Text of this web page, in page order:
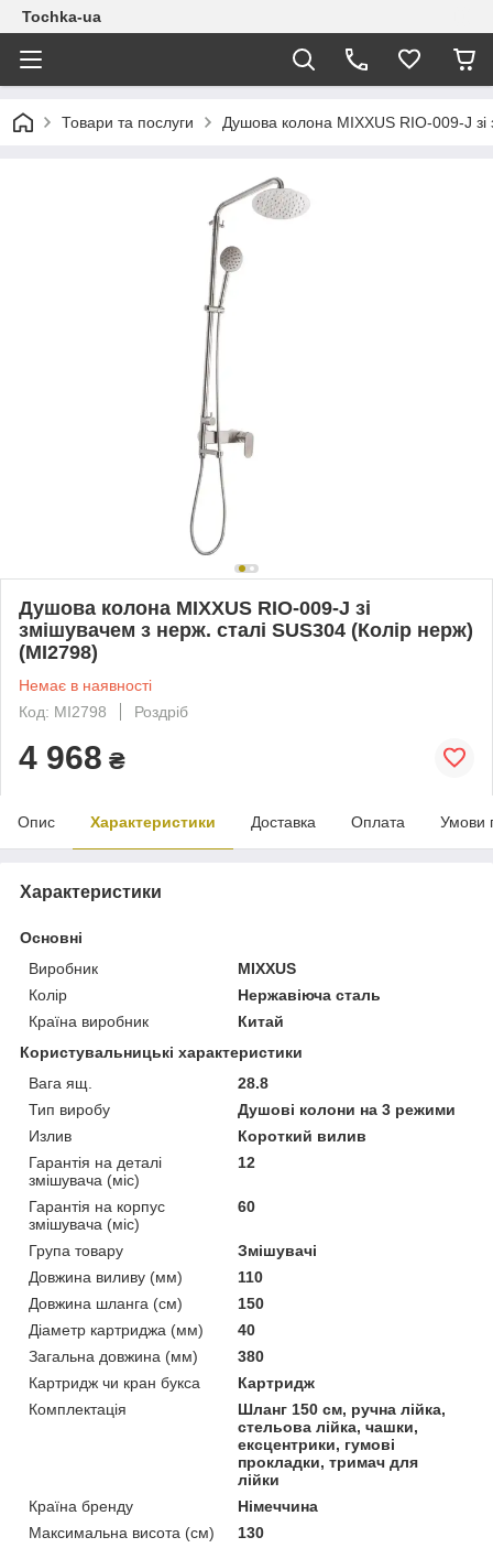
Tochka-ua
Товари та послуги Душова колона MIXXUS RIO-009-J
Душова колона MIXXUS RIO-009-J зі
змішувачем з нерж. сталі SUS304 (Колір нерж)
(MI2798)
Немає в наявності
Код: MI2798
Роздріб
4 968 ₴
Опис Характеристики Доставка Оплата Умови
Характеристики
Основні
Виробник
MIXXUS
Колір
Нержавіюча сталь
Країна виробник
Китай
Користувальницькі характеристики
Вага ящ.
28.8
Тип виробу
Душові колони на 3 режими
Излив
Короткий вилив
Гарантія на деталі
змішувача (міс)
12
Гарантія на корпус
змішувача (міс)
60
Група товару
Змішувачі
Довжина виливу (мм)
110
Довжина шланга (см)
150
Діаметр картриджа (мм)
40
Загальна довжина (мм)
380
Картридж чи кран букса
Картридж
Комплектація
Шланг 150 см, ручна лійка,
стельова лійка, чашки,
ексцентрики, гумові
прокладки, тримач для
лійки
Країна бренду
Німеччина
Максимальна висота (см)
130